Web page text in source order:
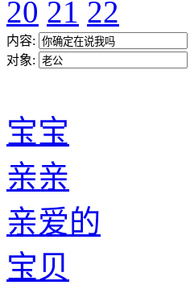
20 21 22
内容:
对象:
宝宝
亲亲
亲爱的
宝贝